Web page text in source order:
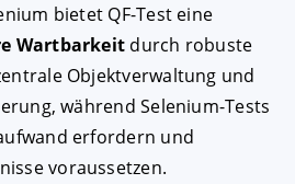
bietet QF-Test eine
Wartbarkeit durch robuste
Objektverwaltung und
während Selenium-Tests
erfordern und
voraussetzen.